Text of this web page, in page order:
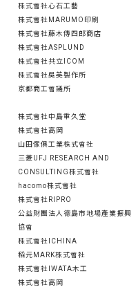
株式會社心石工藝
株式會社MARUMO印刷
株式會社藤木傳四郎商店
株式會社ASPLUND
株式會社共立ICOM
株式會社吳英製作所
京都商工會議所
株式會社中島重久堂
株式會社高岡
山田傢俱工業株式會社
三菱UFJ RESEARCH AND
CONSULTING株式會社
hacomo株式會社
株式會社RIPRO
公益財團法人德島市地場產業振興
協會
株式會社ICHINA
稻元MARK株式會社
株式會社IWATA木工
株式會社高岡